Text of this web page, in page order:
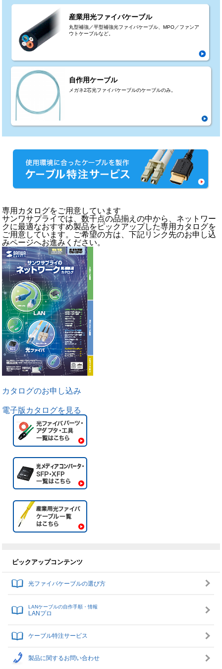
産業用光ファイバケーブル
丸型補強／平型補強光ファイバケーブル、MPO／ファンア
ウトケーブルなど。
自作用ケーブル
メガネ2芯光ファイバケーブルのケーブルのみ。
専用カタログをご用意しています
サンワサプライでは、数千点の品揃えの中から、ネットワー
クに最適なおすすめ製品をピックアップした専用カタログを
ご用意しています。ご希望の方は、下記リンク先のお申し込
みページへお進みください。
カタログのお申し込み
電子版カタログを見る
ピックアップコンテンツ
光ファイバケーブルの選び方
LANケーブルの自作手順・情報
LANプロ
ケーブル特注サービス
製品に関するお問い合わせ